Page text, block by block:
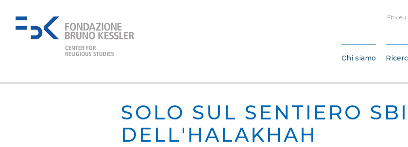
Fbk.eu
Chi siamo
SOLO SUL SENTIERO
DELL'HALAKHAH